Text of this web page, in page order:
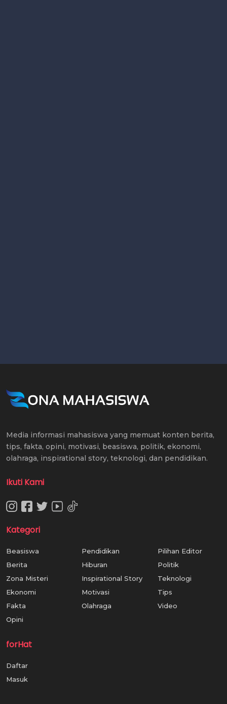
Media informasi mahasiswa yang memuat konten berita,
tips, fakta, opini, motivasi, beasiswa, politik, ekonomi,
olahraga, inspirational story, teknologi, dan pendidikan.
Ikuti Kami
Kategori
Beasiswa
Berita
Zona Misteri
Ekonomi
Fakta
Opini
Pendidikan
Hiburan
Inspirational Story
Motivasi
Olahraga
Pilihan Editor
Politik
Teknologi
Tips
Video
forHat
Daftar
Masuk